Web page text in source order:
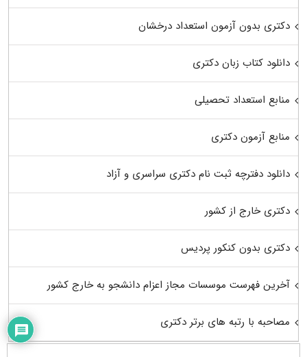
دکتری بدون آزمون استعداد درخشان
دانلود کتاب زبان دکتری
منابع استعداد تحصیلی
منابع آزمون دکتری
دانلود دفترچه ثبت نام دکتری سراسری و آزاد
دکتری خارج از کشور
دکتری بدون کنکور پردیس
آخرین فهرست موسسات مجاز اعزام دانشجو به خارج کشور
مصاحبه با رتبه های برتر دکتری